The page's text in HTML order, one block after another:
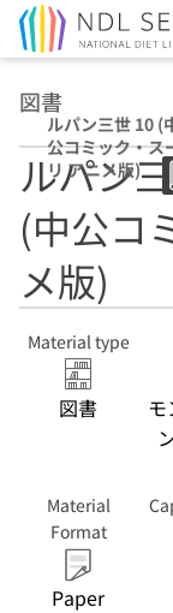
図書
ルパン三世 10 (
公コミック・ス
リ アニメ版)
ルパン
(中公コ
メ版)
Material type
図書
Material
Format
Paper